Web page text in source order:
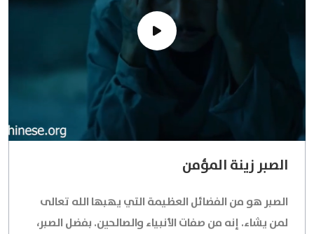
الصبر زينة المؤمن
الصبر هو من الفضائل العظيمة التي يهبها الله تعالى
لمن يشاء. إنه من صفات الأنبياء والصالحين. بفضل الصبر،